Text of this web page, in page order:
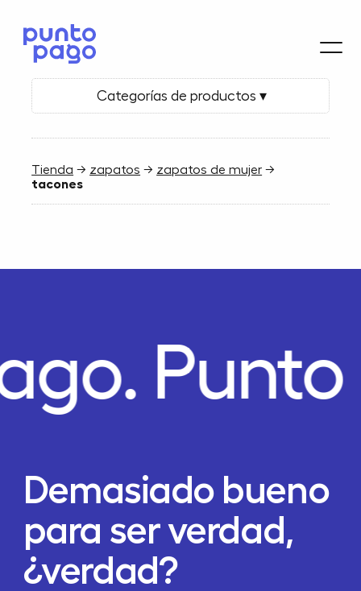
Categorías de productos ▾
Tienda → zapatos → zapatos de mujer →
tacones
Demasiado bueno
para ser verdad,
¿verdad?